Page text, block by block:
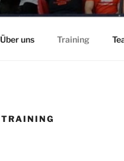
Über uns Training
TRAINING